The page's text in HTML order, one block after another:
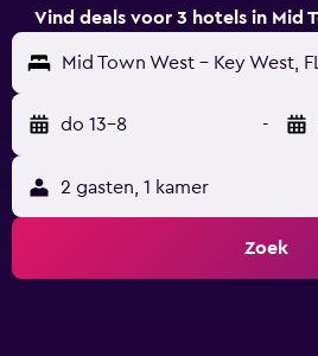
Vind deals voor 3 hotels in Mid
do 13-8 -
2 gasten, 1 kamer
Zoek